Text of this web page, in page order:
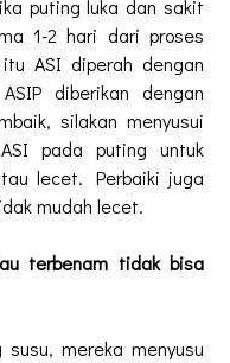
puting luka dan sakit
1-2 hari dari proses
ASI diperah dengan
diberikan dengan
silakan menyusui
pada puting untuk
lecet. Perbaiki juga
mudah lecet.
terbenam tidak bisa
mereka menyusu